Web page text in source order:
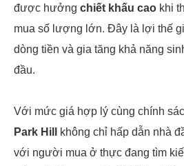
được hưởng chiết khấu cao khi
mua số lượng lớn. Đây là lợi thế
dòng tiền và gia tăng khả năng
đầu.
Với mức giá hợp lý cùng chính
Park Hill
không chỉ hấp dẫn nhà
với người mua ở thực đang tìm